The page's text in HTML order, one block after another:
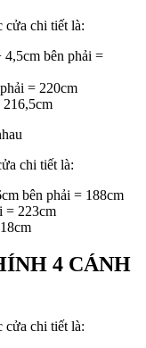
chi tiết là:
4,5cm bên phải =
= 220cm
216,5cm
chi tiết là:
bên phải = 188cm
= 223cm
4 CÁNH
chi tiết là: